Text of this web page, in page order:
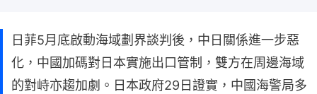
日菲5月底啟動海域劃界談判後，中日關係進一步惡
化，中國加碼對日本實施出口管制，雙方在周邊海域
的對峙亦趨加劇。日本政府29日證實，中國海警局多